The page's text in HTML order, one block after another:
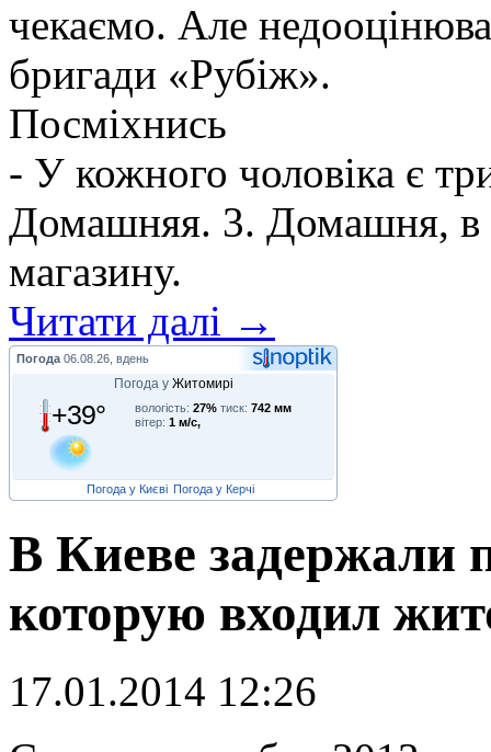
чекаємо. Але
бригади «Рубіж».
Посміхнись
- У кожного чоловіка є
Домашняя. 3. Домашня, в
магазину.
Читати далі →
Погода 06.08.26, вдень
Погода у Житомирі
+39° вологість: 27% тиск: 742 мм
вітер: 1 м/с,
Погода у Києві Погода у Керчі
В Киеве задержали
которую входил
17.01.2014 12:26